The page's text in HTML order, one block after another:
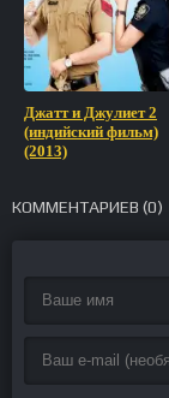
Джатт и Джулиет 2
(индийский фильм)
(2013)
КОММЕНТАРИЕВ (0)